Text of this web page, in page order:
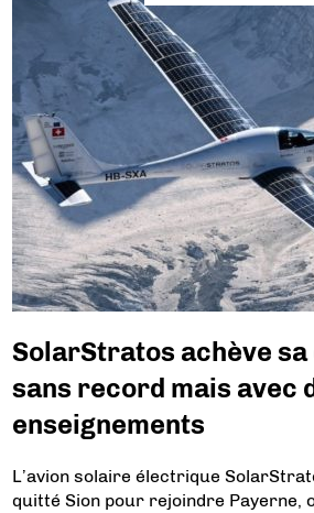
SolarStratos achève sa
sans record mais avec
enseignements
L’avion solaire électrique
quitté Sion pour rejoindre Payerne,